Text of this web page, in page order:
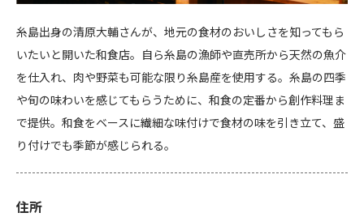
糸島出身の清原大輔さんが、地元の食材のおいしさを知ってもら
いたいと開いた和食店。自ら糸島の漁師や直売所から天然の魚介
を仕入れ、肉や野菜も可能な限り糸島産を使用する。糸島の四季
や旬の味わいを感じてもらうために、和食の定番から創作料理ま
で提供。和食をベースに繊細な味付けで食材の味を引き立て、盛
り付けでも季節が感じられる。
住所